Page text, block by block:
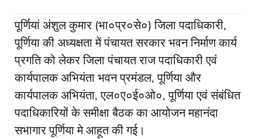
पूर्णियां अंशुल कुमार (भा०प्र०से०) जिला पदाधिकारी,
पूर्णिया की अध्यक्षता में पंचायत सरकार भवन निर्माण कार्य
प्रगति को लेकर जिला पंचायत राज पदाधिकारी एवं
कार्यपालक अभियंता भवन प्रमंडल, पूर्णिया और
कार्यपालक अभियंता, एल०ए०ई०ओ०, पूर्णिया एवं संबंधित
पदाधिकारियों के समीक्षा बैठक का आयोजन महानंदा
सभागार पूर्णिया मे आहूत की गई।